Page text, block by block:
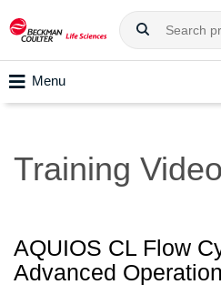
Menu
Training
AQUIOS CL Flow
Advanced